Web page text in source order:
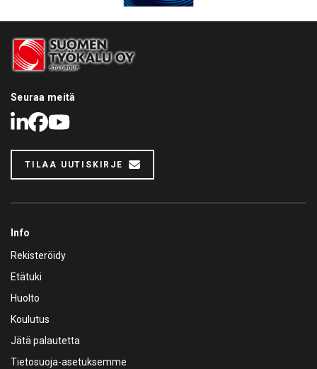
Seuraa meitä
LinkedIn
Facebook
Youtube
TILAA UUTISKIRJE
Info
Rekisteröidy
Etätuki
Huolto
Koulutus
Jätä palautetta
Tietosuoja-asetuksemme